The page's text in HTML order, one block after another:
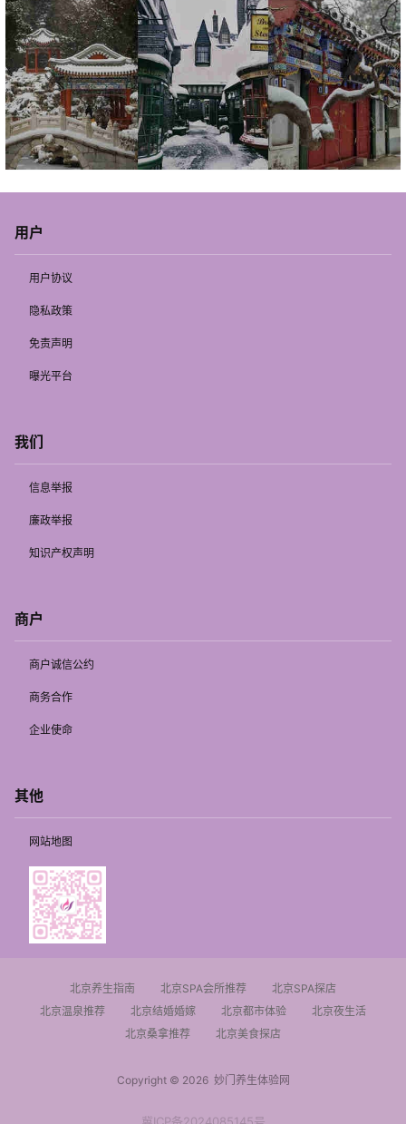
用户
用户协议
隐私政策
免责声明
曝光平台
我们
信息举报
廉政举报
知识产权声明
商户
商户诚信公约
商务合作
企业使命
其他
网站地图
北京养生指南 北京SPA会所推荐
北京SPA探店
北京温泉推荐
北京结婚婚嫁 北京都市体验
北京夜生活
北京桑拿推荐
北京美食探店
Copyright © 2026妙门养生体验网